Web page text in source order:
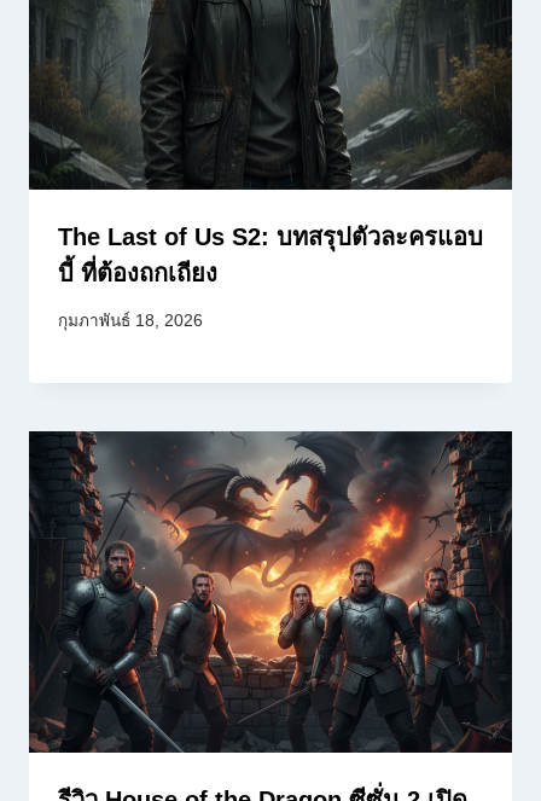
The Last of Us S2: บทสรุปตัวละครแอบ
บี้ ที่ต้องถกเถียง
กุมภาพันธ์ 18, 2026